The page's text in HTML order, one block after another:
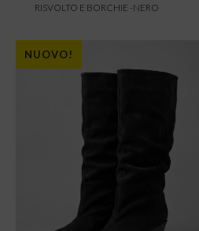
RISVOLTO E BORCHIE -NERO
NUOVO!